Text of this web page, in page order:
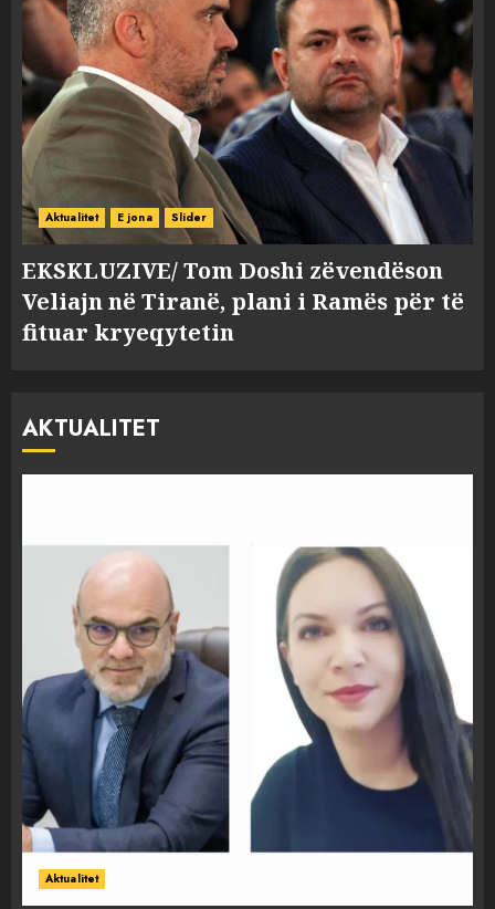
Aktualitet E jona Slider
EKSKLUZIVE/ Tom Doshi zëvendëson
Veliajn në Tiranë, plani i Ramës për të
fituar kryeqytetin
AKTUALITET
Aktualitet